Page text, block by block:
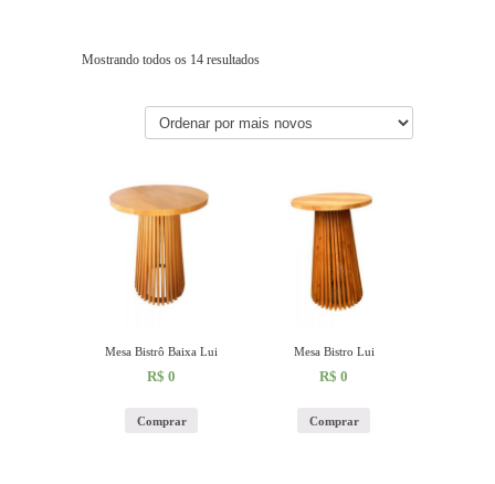
Mostrando todos os 14 resultados
Mesa Bistrô Baixa Lui
R$ 0
Comprar
Mesa Bistro Lui
R$ 0
Comprar